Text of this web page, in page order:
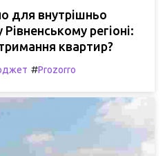
для внутрішньо
регіоні:
квартир?
#Prozorro